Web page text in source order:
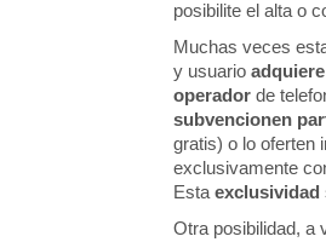
posibilite el alta o
Muchas veces
y usuario
operadorde
subvencionen
gratis) o lo oferten
exclusivamente
Estaexclusividad
Otra posibilidad,